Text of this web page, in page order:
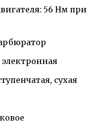
56 Нм при
сухая